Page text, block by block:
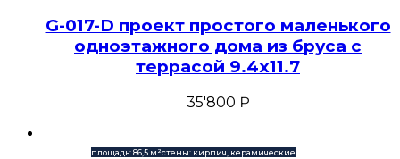
G-017-D проект простого маленького
одноэтажного дома из бруса с
террасой 9.4х11.7
35'800 ₽
площадь: 86,5 м²стены: кирпич, керамические